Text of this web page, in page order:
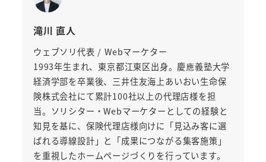
滝川 直人
ウェブソリ代表 / Webマーケター
1993年生まれ、東京都江東区出身。慶應義塾大学
経済学部を卒業後、三井住友海上あいおい生命保
険株式会社にて累計100社以上の代理店様を担
当。ソリシター・Webマーケターとしての経験と
知見を基に、保険代理店様向けに「見込み客に選
ばれる導線設計」と「成果につながる集客施策」
を重視したホームページづくりを行っています。